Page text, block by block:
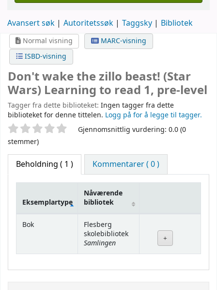
Avansert søk Autoritetssøk Taggsky Bibliotek
Normal visning
MARC-visning
ISBD-visning
Don't wake the zillo beast! (Star
Wars) Learning to read 1, pre-level
Tagger fra dette biblioteket: Ingen tagger fra dette
biblioteket for denne tittelen. Logg på for å legge til tagger.
StjernevurderingGjennomsnittlig vurdering: 0.0 (0
stemmer)
Beholdning ( 1 ) Kommentarer ( 0 )
Beholdning
Eksemplartype
Nåværende
bibliotek
Bok
Flesberg
skolebibliotek
Samlingen